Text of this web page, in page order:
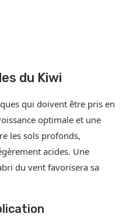
du Kiwi
qui doivent être pris en
optimale et une
les sols profonds,
acides. Une
du vent favorisera sa